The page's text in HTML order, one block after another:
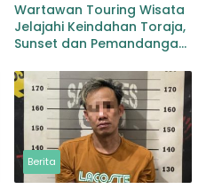
Wartawan Touring Wisata
Jelajahi Keindahan Toraja,
Sunset dan Pemandangan
Terlupakan
Berita